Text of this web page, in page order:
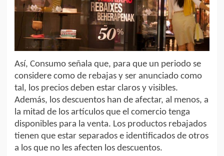
Así, Consumo señala que, para que un periodo se
considere como de rebajas y ser anunciado como
tal, los precios deben estar claros y visibles.
Además, los descuentos han de afectar, al menos, a
la mitad de los artículos que el comercio tenga
disponibles para la venta. Los productos rebajados
tienen que estar separados e identificados de otros
a los que no les afecten los descuentos.